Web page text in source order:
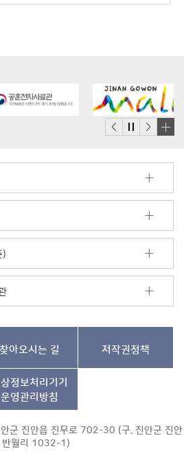
더
기
)
찾아오시는 길 저작권정책
정보처리기기
운영관리방침
군 진안읍 진무로 702-30 (구. 진안군 진안
반월리 1032-1)